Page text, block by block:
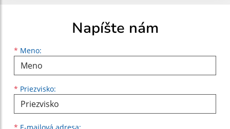
Napíšte nám
* Meno:
Meno
* Priezvisko:
Priezvisko
E-mailová adresa